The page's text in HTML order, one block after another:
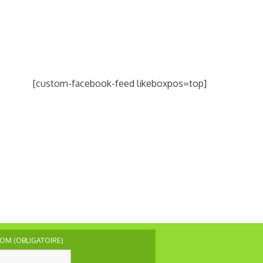
[custom-facebook-feed likeboxpos=top]
(OBLIGATOIRE)